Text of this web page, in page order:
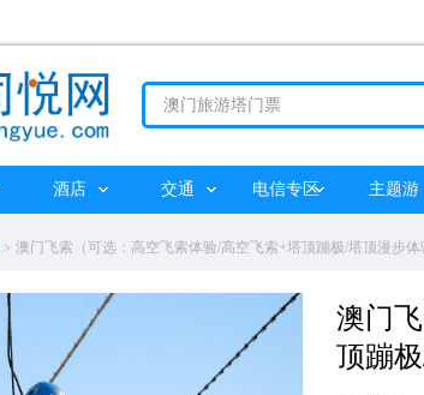
酒店 交通 电信专区 主题游
> 澳门飞索（可选：高空飞索体验/高空飞索+塔顶蹦极/塔顶漫步体
澳门
顶蹦